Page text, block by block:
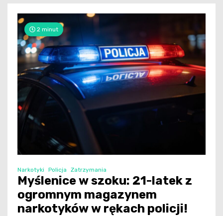
2 minut
Narkotyki Policja Zatrzymania
Myślenice w szoku: 21-latek z
ogromnym magazynem
narkotyków w rękach policji!